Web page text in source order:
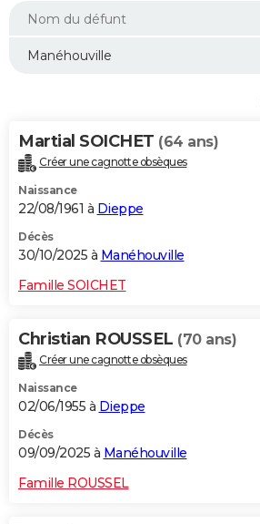
Forum
Aménagement intérieur
Extérieur
Cuisine
Salle de bains
Jardinage
Rangement
WEEK-END
Guides de France
Escapades
Patrimoine
Expositions
Musées
Week-end nature
LIFESTYLE
Alimentation
Guide de la santé
Maladies
Médicaments
Sommeil
VOYAGE
Destinations
City break
Voyage nature
Voyage de noces
Forum
Climat
+PHOTO
GUIDES D'ACHAT
BONS PLANS
CARTE DE VOEUX
Dictionnaire
Biographies
Citations
Expressions
Proverbes
PROGRAMME TV
COPAINS D'AVANT
S'inscrire
Se connecter
Lycées
Collèges
Primaires
Universités
Entreprises
Service militaire
Avis de recherche
AVIS DE DÉCÈS
Martial SOICHET (64 ans)
Créer une cagnotte obsèques
Naissance
22/08/1961 à Dieppe
Décès
30/10/2025 à Manéhouville
Famille SOICHET
Christian ROUSSEL (70 ans)
Créer une cagnotte obsèques
Naissance
02/06/1955 à Dieppe
Décès
09/09/2025 à Manéhouville
Famille ROUSSEL